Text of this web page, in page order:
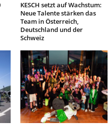
KESCH setzt auf Wachstum:
Neue Talente stärken das
Team in Österreich,
Deutschland und der
Schweiz